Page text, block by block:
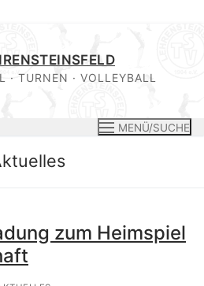
· TURNEN · VOLLEYBALL
MENÜ/SUCHE
zum Heimspiel